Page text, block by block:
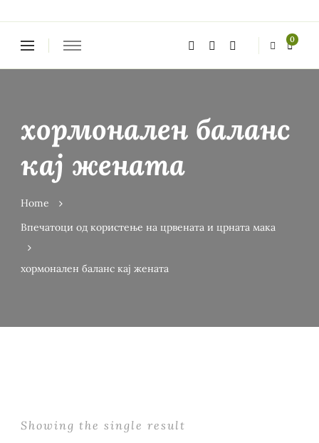
0
хормонален баланс
кај жената
Home
Впечатоци од користење на црвената и црната мака
хормонален баланс кај жената
Showing the single result